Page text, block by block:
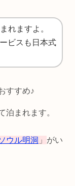
れますよ。
ビスも日本式
すすめ♪
泊まれます。
ウル明洞 」 がい